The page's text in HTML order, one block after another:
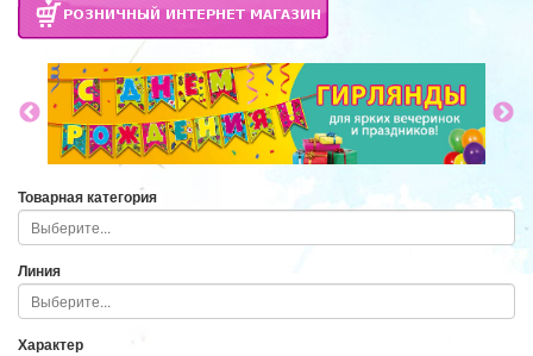
Товарная категория
Линия
Характер